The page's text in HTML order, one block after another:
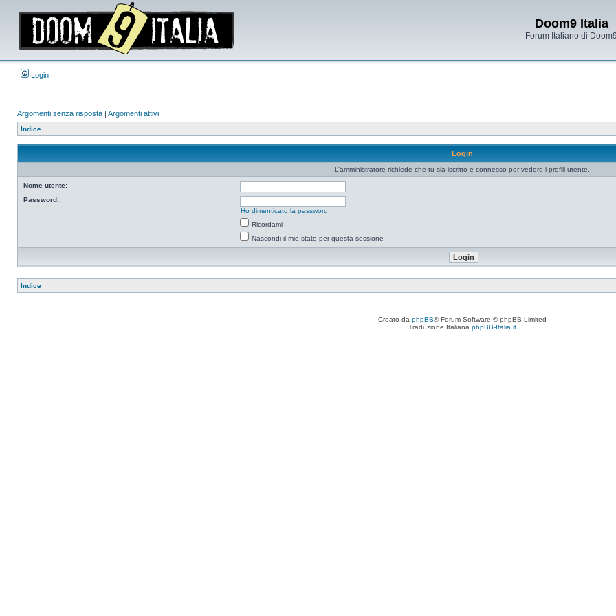
Doom9 Italia
Forum Italiano di Doom9
Login
Argomenti senza risposta | Argomenti attivi
Indice
Login
L’amministratore richiede che tu sia iscritto e connesso per vedere i profili utente.
Nome utente:
Password:
Ho dimenticato la password
Ricordami
Nascondi il mio stato per questa sessione
Indice
Creato da phpBB® Forum Software © phpBB Limited
Traduzione Italiana phpBB-Italia.it